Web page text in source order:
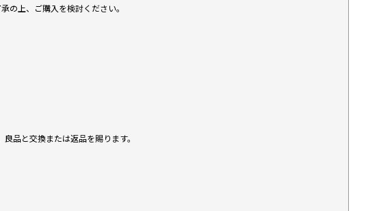
の上、ご購入を検討ください。
品と交換または返品を賜ります。